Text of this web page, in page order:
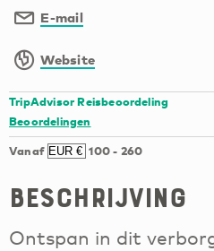
E-mail
Website
TripAdvisor Reisbeoordeling
Beoordelingen
Vanaf 100- 260
Beschrijving
Ontspan in dit